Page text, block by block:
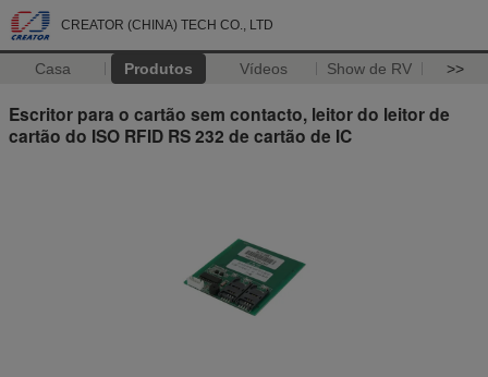
CREATOR (CHINA) TECH CO., LTD
Casa Produtos Vídeos Show de RV >>
Escritor para o cartão sem contacto, leitor do leitor de
cartão do ISO RFID RS 232 de cartão de IC